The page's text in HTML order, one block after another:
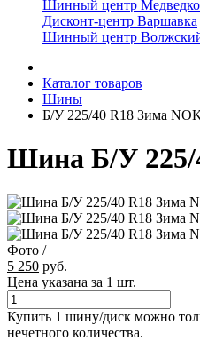
Шинный центр
Дисконт-центр Варшавка
Шинный центр
Каталог товаров
Шины
Б/У 225/40 R18 Зима
Шина Б/У 225/
Фото /
5 250 руб.
Цена указана за 1 шт.
Купить 1 шину/диск можно
нечетного количества.